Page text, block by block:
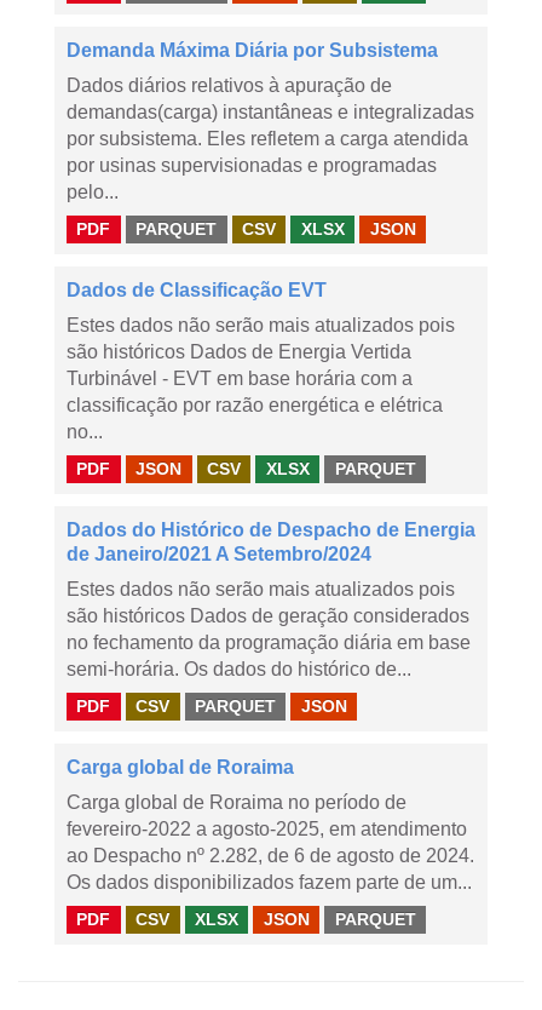
Demanda Máxima Diária por Subsistema
Dados diários relativos à apuração de
demandas(carga) instantâneas e integralizadas
por subsistema. Eles refletem a carga atendida
por usinas supervisionadas e programadas
pelo...
PDF PARQUET CSV XLSX JSON
Dados de Classificação EVT
Estes dados não serão mais atualizados pois
são históricos Dados de Energia Vertida
Turbinável - EVT em base horária com a
classificação por razão energética e elétrica
no...
PDF JSON CSV XLSX PARQUET
Dados do Histórico de Despacho de Energia
de Janeiro/2021 A Setembro/2024
Estes dados não serão mais atualizados pois
são históricos Dados de geração considerados
no fechamento da programação diária em base
semi-horária. Os dados do histórico de...
PDF CSV PARQUET JSON
Carga global de Roraima
Carga global de Roraima no período de
fevereiro-2022 a agosto-2025, em atendimento
ao Despacho nº 2.282, de 6 de agosto de 2024.
Os dados disponibilizados fazem parte de um...
PDF CSV XLSX JSON PARQUET